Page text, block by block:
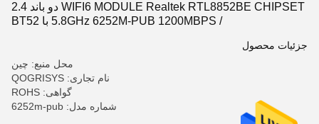
WIFI6 MODULE Realtek RTL8852BE CHIPSET دو باند 2.4
/ 5.8GHz 6252M-PUB 1200MBPS با BT52
جزئیات محصول
محل منبع: چین
نام تجاری: QOGRISYS
گواهی: ROHS
شماره مدل: 6252m-pub